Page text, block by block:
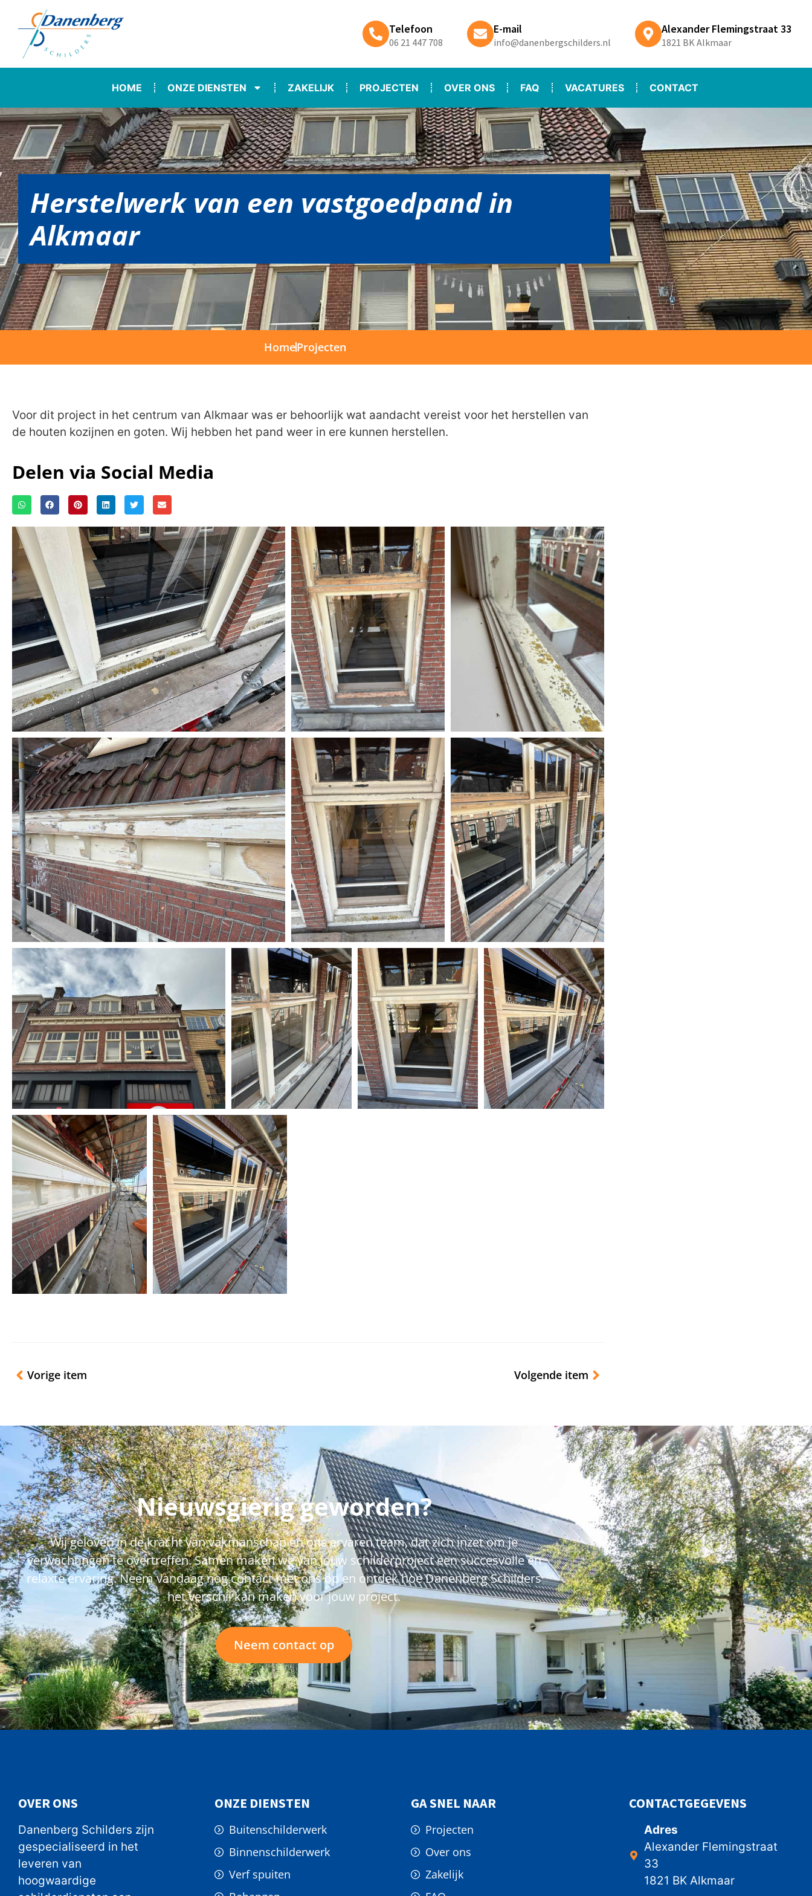
Telefoon
06 21 447 708
E-mail
info@danenbergschilders.nl
Alexander Flemingstraat 33
1821 BK Alkmaar
HOME ONZE DIENSTEN ZAKELIJK PROJECTEN OVER ONS FAQ VACATURES CONTACT
Herstelwerk van een vastgoedpand in
Alkmaar
HomeProjecten
Voor dit project in het centrum van Alkmaar was er behoorlijk wat aandacht vereist voor het herstellen van
de houten kozijnen en goten. Wij hebben het pand weer in ere kunnen herstellen.
Delen via Social Media
Vorige item Volgende item
Nieuwsgierig geworden?
Wij geloven in de kracht van vakmanschap en ons ervaren team, dat zich inzet om je
verwachtingen te overtreffen. Samen maken we van jouw schilderproject een succesvolle en
relaxte ervaring. Neem vandaag nog contact met ons op en ontdek hoe Danenberg Schilders
het verschil kan maken voor jouw project.
Neem contact op
OVER ONS
Danenberg Schilders zijn
gespecialiseerd in het
leveren van
hoogwaardige
ONZE DIENSTEN
Buitenschilderwerk
Binnenschilderwerk
Verf spuiten
GA SNEL NAAR
Projecten
Over ons
Zakelijk
CONTACTGEGEVENS
Adres
Alexander Flemingstraat
33
1821 BK Alkmaar